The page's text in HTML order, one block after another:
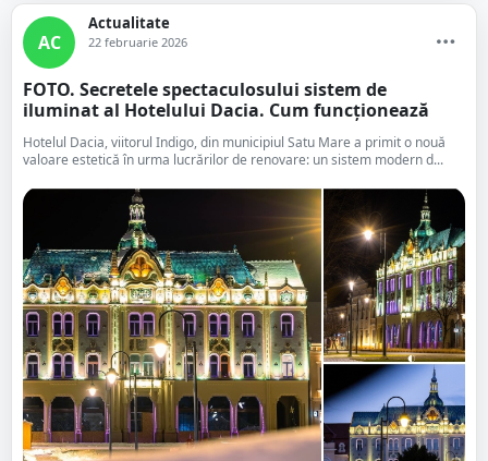
AC
Actualitate
22 februarie 2026
FOTO. Secretele spectaculosului sistem de
iluminat al Hotelului Dacia. Cum funcționează
Hotelul Dacia, viitorul Indigo, din municipiul Satu Mare a primit o nouă
valoare estetică în urma lucrărilor de renovare: un sistem modern d...